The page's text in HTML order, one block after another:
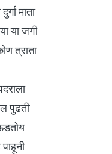
माता
या जगी
त्राता
पुढती